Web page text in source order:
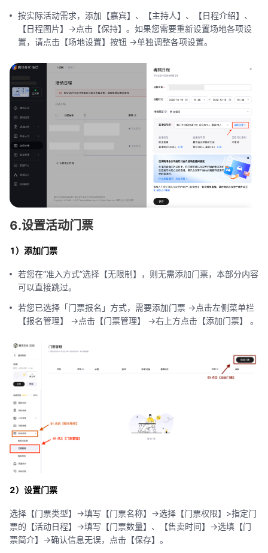
按实际活动需求，添加【嘉宾】、【主持人】、【日程介绍】、
【日程图片】->点击【保持】。如果您需要重新设置场地各项设
置，请点击【场地设置】按钮 ->单独调整各项设置。
6.设置活动门票
1）添加门票
若您在“准入方式”选择【无限制】，则无需添加门票，本部分内容
可以直接跳过。
若您已选择「门票报名」方式，需要添加门票 ->点击左侧菜单栏
【报名管理】 ->点击【门票管理】 ->右上方点击【添加门票】 。
2）设置门票
选择【门票类型】->填写【门票名称】->选择【门票权限】>指定门
票的【活动日程】->填写【门票数量】、【售卖时间】->选填【门
票简介】->确认信息无误，点击【保存】。